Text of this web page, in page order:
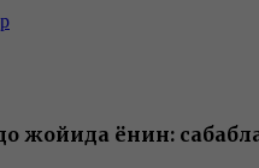
жойида ёнғин: